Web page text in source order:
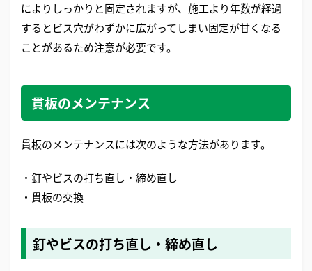
によりしっかりと固定されますが、施工より年数が経過
するとビス穴がわずかに広がってしまい固定が甘くなる
ことがあるため注意が必要です。
貫板のメンテナンス
貫板のメンテナンスには次のような方法があります。
・釘やビスの打ち直し・締め直し
・貫板の交換
釘やビスの打ち直し・締め直し